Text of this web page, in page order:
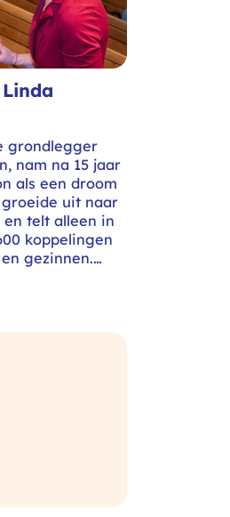
grondlegger
nam na 15 jaar
als een droom
uit naar
telt alleen in
koppelingen
gezinnen.…